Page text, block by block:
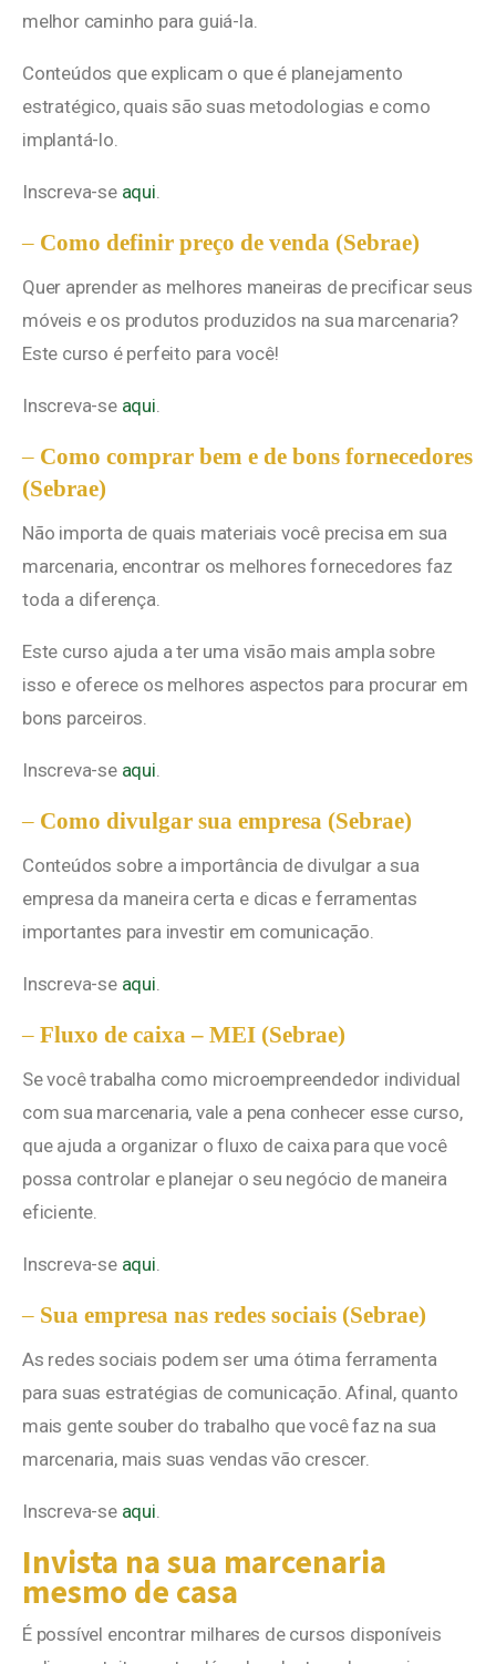
melhor caminho para guiá-la.
Conteúdos que explicam o que é planejamento
estratégico, quais são suas metodologias e como
implantá-lo.
Inscreva-se aqui
– Como definir preço de venda (Sebrae)
Quer aprender as melhores maneiras de precificar seus
móveis e os produtos produzidos na sua marcenaria?
Este curso é perfeito para você!
Inscreva-se aqui
– Como comprar bem e de bons fornecedores
(Sebrae)
Não importa de quais materiais você precisa em sua
marcenaria, encontrar os melhores fornecedores faz
toda a diferença.
Este curso ajuda a ter uma visão mais ampla sobre
isso e oferece os melhores aspectos para procurar em
bons parceiros.
Inscreva-se aqui
– Como divulgar sua empresa (Sebrae)
Conteúdos sobre a importância de divulgar a sua
empresa da maneira certa e dicas e ferramentas
importantes para investir em comunicação.
Inscreva-se aqui
– Fluxo de caixa – MEI (Sebrae)
Se você trabalha como microempreendedor individual
com sua marcenaria, vale a pena conhecer esse curso,
que ajuda a organizar o fluxo de caixa para que você
possa controlar e planejar o seu negócio de maneira
eficiente.
Inscreva-se aqui
– Sua empresa nas redes sociais (Sebrae)
As redes sociais podem ser uma ótima ferramenta
para suas estratégias de comunicação. Afinal, quanto
mais gente souber do trabalho que você faz na sua
marcenaria, mais suas vendas vão crescer.
Inscreva-se aqui
Invista na sua marcenaria
mesmo de casa
É possível encontrar milhares de cursos disponíveis